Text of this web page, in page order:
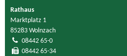
Rathaus
Marktplatz 1
85283 Wolnzach
08442 65-0
08442 65-34